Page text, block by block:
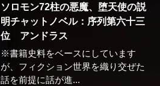
ソロモン72柱の悪魔、堕天使の説
明チャットノベル：序列第六十三
位 アンドラス
※書籍史料をベースにしています
が、フィクション世界を織り交ぜた
話を前提に話が進...